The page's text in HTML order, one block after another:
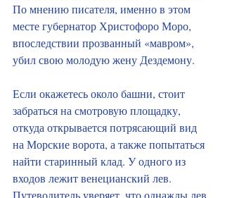
По мнению писателя, именно в этом
месте губернатор Христофоро Моро,
впоследствии прозванный «мавром»,
убил свою молодую жену Дездемону.
Если окажетесь около башни, стоит
забраться на смотровую площадку,
откуда открывается потрясающий вид
на Морские ворота, а также попытаться
найти старинный клад. У одного из
входов лежит венецианский лев.
Путеводитель уверяет, что однажды лев